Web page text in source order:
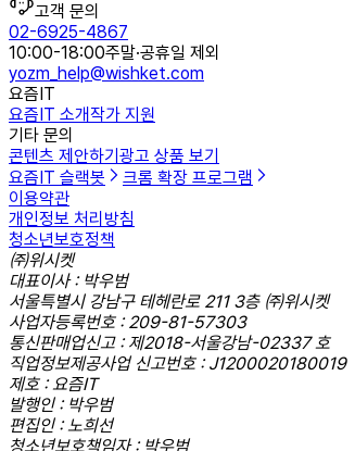
고객 문의
02-6925-4867
10:00-18:00주말·공휴일 제외
yozm_help@wishket.com
요즘IT
요즘IT 소개작가 지원
기타 문의
콘텐츠 제안하기 광고 상품 보기
요즘IT 슬랙봇
크롬 확장 프로그램
이용약관
개인정보 처리방침
청소년보호정책
㈜위시켓
대표이사 : 박우범
서울특별시 강남구 테헤란로 211 3층 ㈜위시켓
사업자등록번호 : 209-81-57303
통신판매업신고 : 제2018-서울강남-02337 호
직업정보제공사업 신고번호 : J1200020180019
제호 : 요즘IT
발행인 : 박우범
편집인 : 노희선
청소년보호책임자 : 박우범